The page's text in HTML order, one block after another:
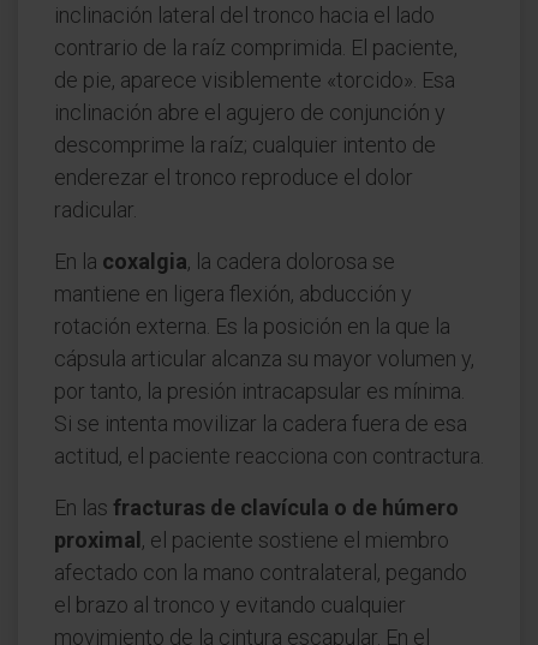
inclinación lateral del tronco hacia el lado
contrario de la raíz comprimida. El paciente,
de pie, aparece visiblemente «torcido». Esa
inclinación abre el agujero de conjunción y
descomprime la raíz; cualquier intento de
enderezar el tronco reproduce el dolor
radicular.
En la coxalgia, la cadera dolorosa se
mantiene en ligera flexión, abducción y
rotación externa. Es la posición en la que la
cápsula articular alcanza su mayor volumen y,
por tanto, la presión intracapsular es mínima.
Si se intenta movilizar la cadera fuera de esa
actitud, el paciente reacciona con contractura.
En las fracturas de clavícula o de húmero
proximal , el paciente sostiene el miembro
afectado con la mano contralateral, pegando
el brazo al tronco y evitando cualquier
movimiento de la cintura escapular. En el